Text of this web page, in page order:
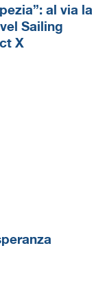
al via la
Sailing
X